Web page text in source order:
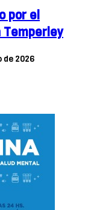
por el
Temperley
de 2026